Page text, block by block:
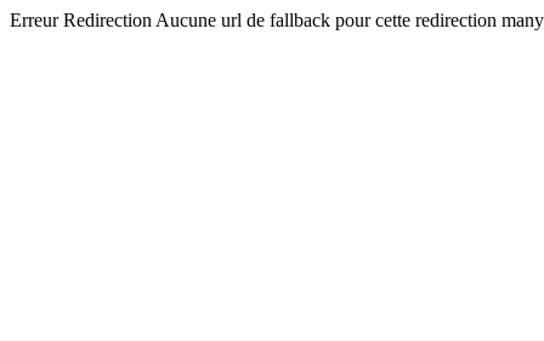
Erreur Redirection Aucune url de fallback pour cette redirection